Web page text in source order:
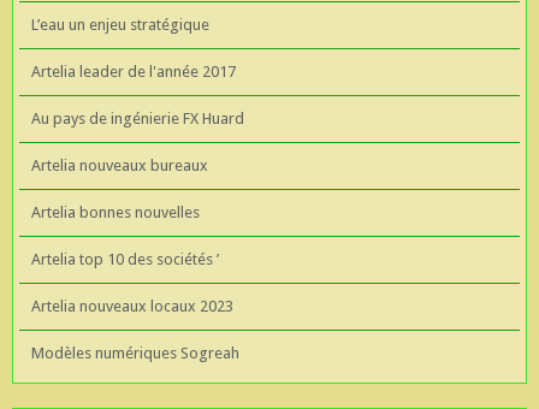
L’eau un enjeu stratégique
Artelia leader de l'année 2017
Au pays de ingénierie FX Huard
Artelia nouveaux bureaux
Artelia bonnes nouvelles
Artelia top 10 des sociétés ’
Artelia nouveaux locaux 2023
Modèles numériques Sogreah